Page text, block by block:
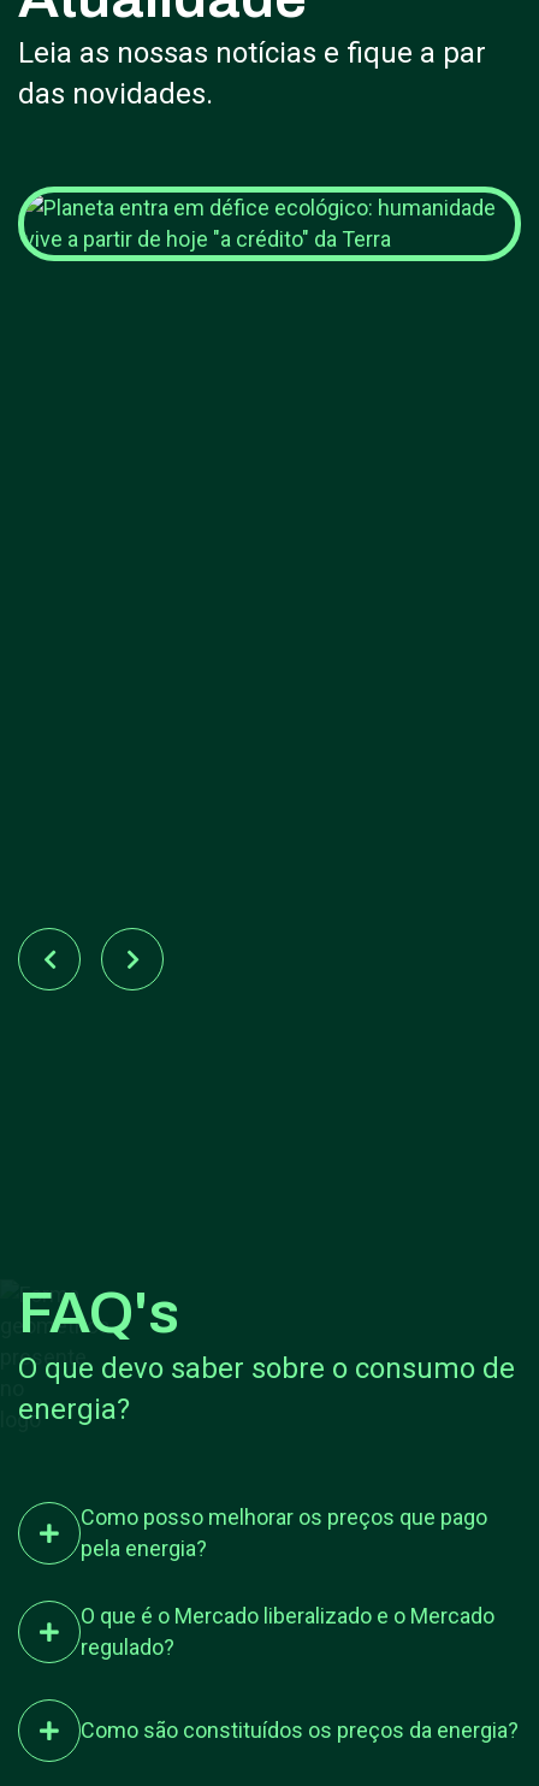
Leia as nossas notícias e fique a par
das novidades.
FAQ's
O que devo saber sobre o consumo de
energia?
Como posso melhorar os preços que pago
pela energia?
O que é o Mercado liberalizado e o Mercado
regulado?
Como são constituídos os preços da energia?